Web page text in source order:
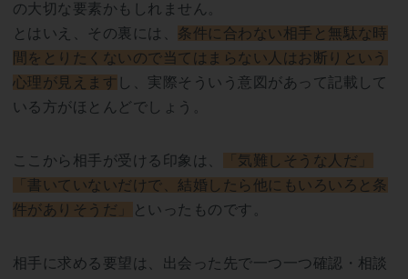
の大切な要素かもしれません。
とはいえ、その裏には、 条件に合わない相手と無駄な時
間をとりたくないので当てはまらない人はお断りという
心理が見えます
し、実際そういう意図があって記載して
いる方がほとんどでしょう。
ここから相手が受ける印象は、
「気難しそうな人だ」
「書いていないだけで、結婚したら他にもいろいろと条
件がありそうだ」
といったものです。
相手に求める要望は、出会った先で一つ一つ確認・相談